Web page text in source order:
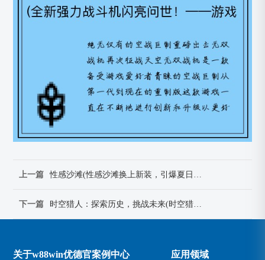
上一篇
下一篇
关于w88win优德官案例中心 应用领域